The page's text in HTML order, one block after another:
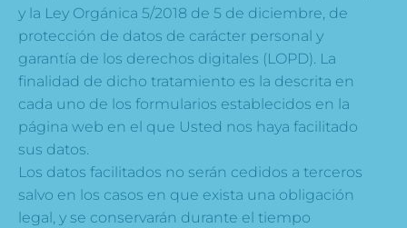
y la Ley Orgánica 5/2018 de 5 de diciembre, de
protección de datos de carácter personal y
garantía de los derechos digitales (LOPD). La
finalidad de dicho tratamiento es la descrita en
cada uno de los formularios establecidos en la
página web en el que Usted nos haya facilitado
sus datos.
Los datos facilitados no serán cedidos a terceros
salvo en los casos en que exista una obligación
legal, y se conservarán durante el tiempo